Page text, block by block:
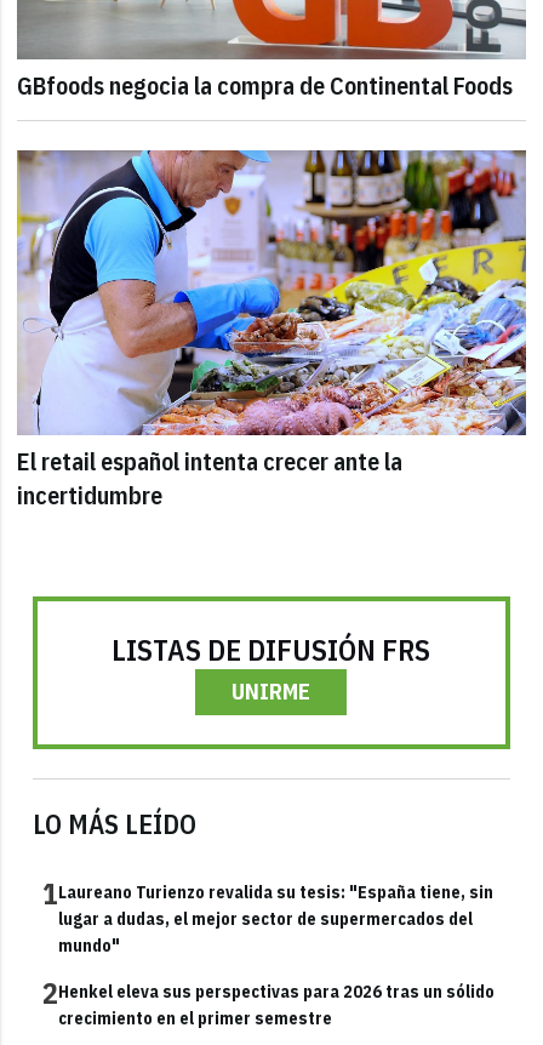
GBfoods negocia la compra de Continental Foods
El retail español intenta crecer ante la
incertidumbre
LISTAS DE DIFUSIÓN FRS
UNIRME
LO MÁS LEÍDO
1Laureano Turienzo revalida su tesis: "España tiene, sin
lugar a dudas, el mejor sector de supermercados del
mundo"
2Henkel eleva sus perspectivas para 2026 tras un sólido
crecimiento en el primer semestre